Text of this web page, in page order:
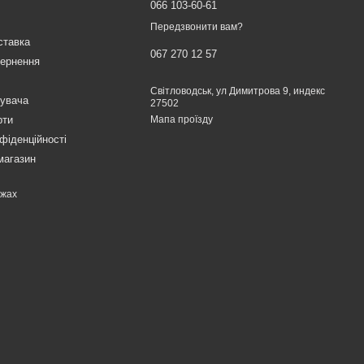
066 103-60-61
Передзвонити вам?
067 270 12 57
Світловодськ, ул Димитрова 9, индекс
27502
Мапа проїзду